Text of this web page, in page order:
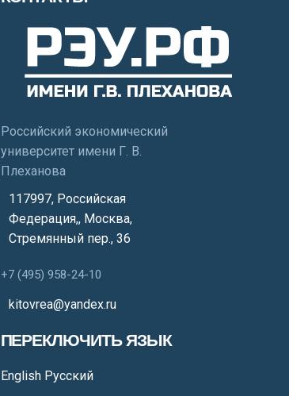
Российский экономический
университет имени Г. В.
Плеханова
117997, Российская
Федерация,, Москва,
Стремянный пер., 36
+7 (495) 958-24-10
kitovrea@yandex.ru
ПЕРЕКЛЮЧИТЬ ЯЗЫК
EnglishРусский